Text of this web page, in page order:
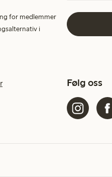
for medlemmer
i
Følg oss